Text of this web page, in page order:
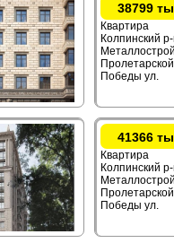
38799
Квартира
Колпинский
Пролетарской
Победы ул.
41366
Квартира
Колпинский
Пролетарской
Победы ул.